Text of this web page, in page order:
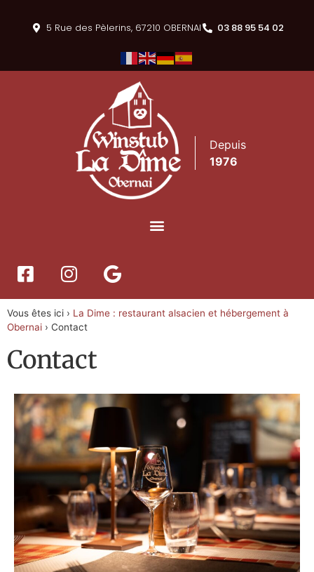
5 Rue des Pèlerins, 67210 OBERNAI 03 88 95 54 02
Depuis
1976
Vous êtes ici › La Dime : restaurant alsacien et hébergement à
Obernai › Contact
Contact